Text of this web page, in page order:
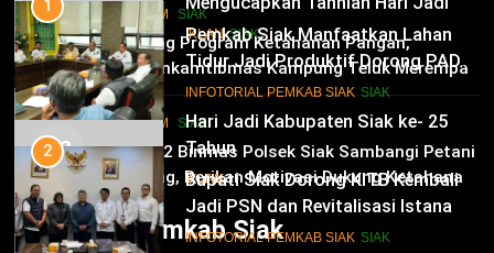
Kabupaten Siak Ke-25 Tahun
IKLAN SIAK
11
Hari Jadi Kabupaten Siak ke- 25
Tahun
IKLAN
12
02
HUKRIM SIAK
Dukung Program Ketahanan Pangan,
Bhabinkamtibmas Kampung Teluk Merempan
Tinjau Tanaman Jagung Waga
03
HUKRIM SIAK
Panit 2 Binmas Polsek Siak Sambangi Petani
Jagung, Berikan Motivasi Dukung Ketahanan
Pangan Nasional
Infotorial Pemkab Siak
1
Pemkab Siak Manfaatkan Lahan
Tidur Jadi Produktif Dorong PAD
dan Kesejahteraan Warga
INFOTORIAL PEMKAB SIAK SIAK
2
Bupati Siak Dorong KITB Kembali
Jadi PSN dan Revitalisasi Istana
Kesultanan Siak
INFOTORIAL PEMKAB SIAK SIAK